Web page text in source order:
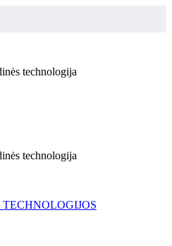
technologija
technologija